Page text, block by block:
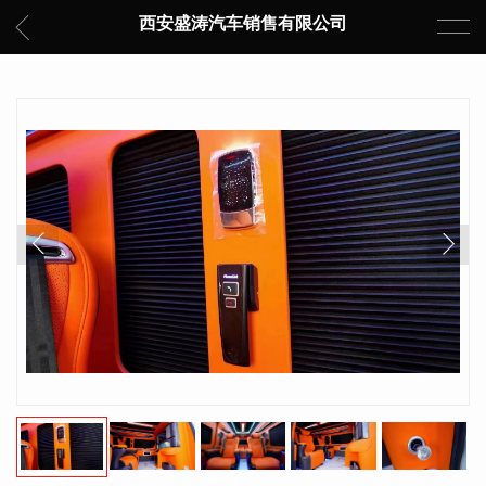
西安盛涛汽车销售有限公司